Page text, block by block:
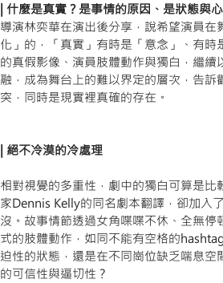
| 什麼是真實？是事情的原因、是狀態與
導演林奕華在演出後分享，說希望演員
化」的，「真實」有時是「意念」、有
的真假影像、演員肢體動作與獨白，繼
融，成為舞台上的難以界定的層次，告
突，同時是現實裡真確的存在。
| 絕不冷漠的冷處理
相對視覺的多重性，劇中的獨白可算是
家Dennis Kelly的同名劇本翻譯，卻加入
沒。故事情節透過女角喋喋不休、全無
式的肢體動作，如同不能有空格的
迫性的狀態，還是在不同崗位缺乏喘息
的可信性與逼切性？